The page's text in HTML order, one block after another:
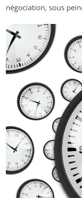
négociation, sous